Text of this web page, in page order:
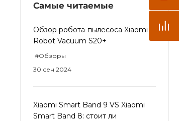
Самые читаемые
Обзор робота-пылесоса Xiaomi
Robot Vacuum S20+
#Обзоры
30 сен 2024
Xiaomi Smart Band 9 VS Xiaomi
Smart Band 8: стоит ли